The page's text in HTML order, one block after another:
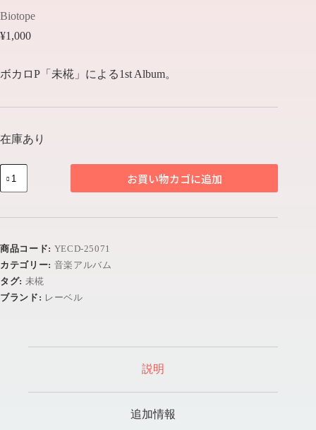
Biotope
¥1,000
ボカロP「未椛」による1st Album。
在庫あり
Biotope
個
お買い物カゴに追加
商品コード: YECD-25071
カテゴリー: 音楽アルバム
タグ: 未椛
ブランド: レーベル
説明
追加情報